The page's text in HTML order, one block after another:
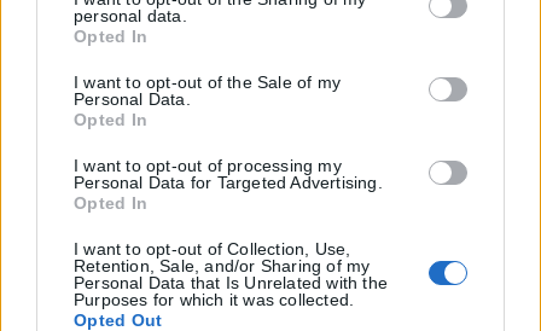
click to grant or deny consent to Google and its third-party
tags to use your data for below specified purposes in below
Google consent section.
personal data.
Opted In
I want to opt-out of the Sale of my
Personal Data.
Opted In
I want to opt-out of processing my
Personal Data for Targeted Advertising.
Opted In
I want to opt-out of Collection, Use,
Retention, Sale, and/or Sharing of my
Personal Data that Is Unrelated with the
Purposes for which it was collected.
Opted Out
επέκταση η ιστοσελίδα που κατέχει αυτή “www.karfitsa.gr”
συμμορφώνονται με τη Σύσταση (ΕΕ) 2018/334 της Επιτροπής της
1ης Μαρτίου 2018 σχετικά με τα μέτρα για την αποτελεσματική